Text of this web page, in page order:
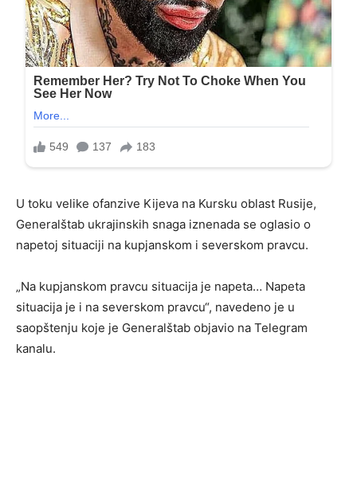
U toku velike ofanzive Kijeva na Kursku oblast Rusije,
Generalštab ukrajinskih snaga iznenada se oglasio o
napetoj situaciji na kupjanskom i severskom pravcu.
„Na kupjanskom pravcu situacija je napeta… Napeta
situacija je i na severskom pravcu“, navedeno je u
saopštenju koje je Generalštab objavio na Telegram
kanalu.